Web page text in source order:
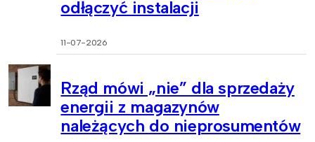
odłączyć instalacji
11-07-2026
Rząd mówi „nie” dla sprzedaży
energii z magazynów
należących do nieprosumentów